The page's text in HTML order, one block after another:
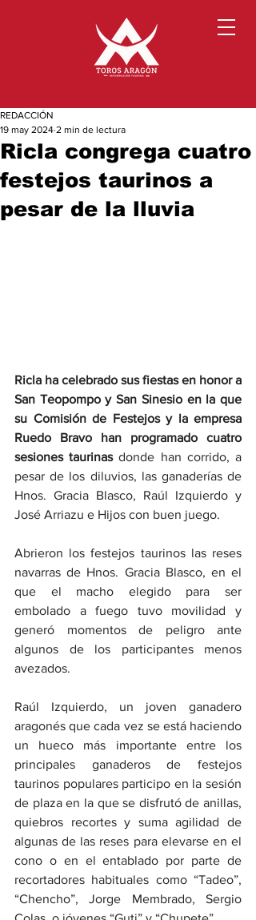
Ricla congrega cuatro
festejos taurinos a
pesar de la lluvia
REDACCIÓN
19 may 2024 2 min de lectura
Ricla ha celebrado sus fiestas en honor a
San Teopompo y San Sinesio en la que
su Comisión de Festejos y la empresa
Ruedo Bravo han programado cuatro
sesiones taurinas donde han corrido, a
pesar de los diluvios, las ganaderías de
Hnos. Gracia Blasco, Raúl Izquierdo y
José Arriazu e Hijos con buen juego.
Abrieron los festejos taurinos las reses
navarras de Hnos. Gracia Blasco, en el
que el macho elegido para ser
embolado a fuego tuvo movilidad y
generó momentos de peligro ante
algunos de los participantes menos
avezados.
Raúl Izquierdo, un joven ganadero
aragonés que cada vez se está haciendo
un hueco más importante entre los
principales ganaderos de festejos
taurinos populares participo en la sesión
de plaza en la que se disfrutó de anillas,
quiebros recortes y suma agilidad de
algunas de las reses para elevarse en el
cono o en el entablado por parte de
recortadores habituales como “Tadeo”,
“Chencho”, Jorge Membrado, Sergio